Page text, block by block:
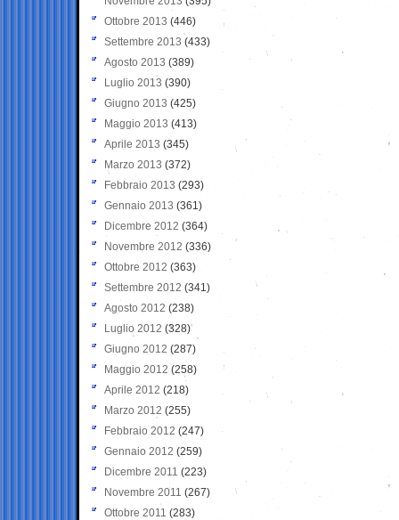
Ottobre 2013 (446)
Settembre 2013 (433)
Agosto 2013 (389)
Luglio 2013 (390)
Giugno 2013 (425)
Maggio 2013 (413)
Aprile 2013 (345)
Marzo 2013 (372)
Febbraio 2013 (293)
Gennaio 2013 (361)
Dicembre 2012 (364)
Novembre 2012 (336)
Ottobre 2012 (363)
Settembre 2012 (341)
Agosto 2012 (238)
Luglio 2012 (328)
Giugno 2012 (287)
Maggio 2012 (258)
Aprile 2012 (218)
Marzo 2012 (255)
Febbraio 2012 (247)
Gennaio 2012 (259)
Dicembre 2011 (223)
Novembre 2011 (267)
Ottobre 2011 (283)